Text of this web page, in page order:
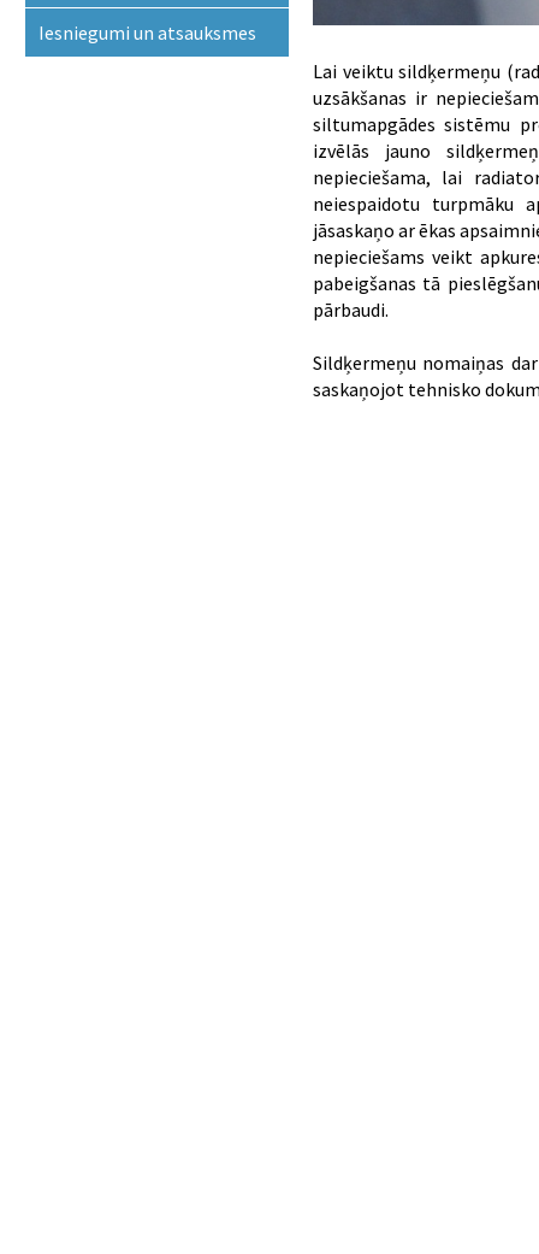
Lai veiktu sildķermeņu
uzsākšanas ir
siltumapgādes sistēmu
izvēlās jauno
nepieciešama, lai
neiespaidotu turpmāku
jāsaskaņo ar ēkas
nepieciešams veikt
pabeigšanas tā
pārbaudi.
Sildķermeņu nomaiņas
saskaņojot tehnisko
Iesniegumi un atsauksmes